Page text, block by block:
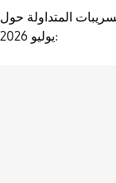
المتداولة حول
يوليو 2026: